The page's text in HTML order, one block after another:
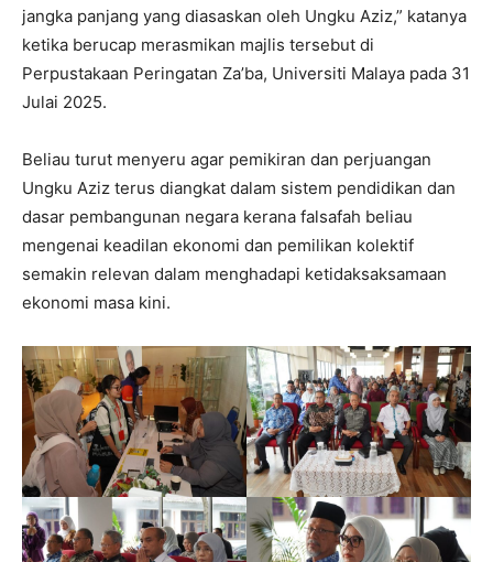
jangka panjang yang diasaskan oleh Ungku Aziz,” katanya
ketika berucap merasmikan majlis tersebut di
Perpustakaan Peringatan Za’ba, Universiti Malaya pada 31
Julai 2025.
Beliau turut menyeru agar pemikiran dan perjuangan
Ungku Aziz terus diangkat dalam sistem pendidikan dan
dasar pembangunan negara kerana falsafah beliau
mengenai keadilan ekonomi dan pemilikan kolektif
semakin relevan dalam menghadapi ketidaksaksamaan
ekonomi masa kini.